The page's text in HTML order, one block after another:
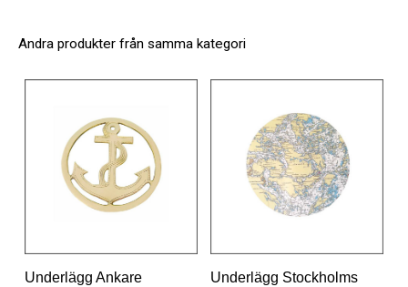
Andra produkter från samma kategori
Underlägg Ankare
Underlägg Stockholms